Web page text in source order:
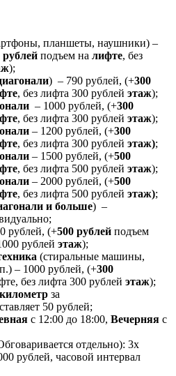
планшеты, наушники) –
рублей подъем на лифте, без
);
) – 790 рублей, (+300
, без лифта 300 рублей этаж);
– 1000 рублей, (+300
, без лифта 300 рублей этаж);
– 1200 рублей, (+300
, без лифта 300 рублей этаж);
– 1500 рублей, (+500
, без лифта 500 рублей этаж);
– 2000 рублей, (+500
, без лифта 500 рублей этаж);
и больше) –
рублей, (+500 рублей подъем
рублей этаж);
(стиральные машины,
– 1000 рублей, (+300
без лифта 300 рублей этаж);
за
50 рублей;
с 12:00 до 18:00, Вечерняя с
отдельно): 3х
рублей, часовой интервал